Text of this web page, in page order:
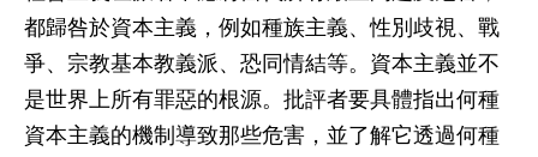
都歸咎於資本主義，例如種族主義、性別歧視、戰
爭、宗教基本教義派、恐同情結等。資本主義並不
是世界上所有罪惡的根源。批評者要具體指出何種
資本主義的機制導致那些危害，並了解它透過何種